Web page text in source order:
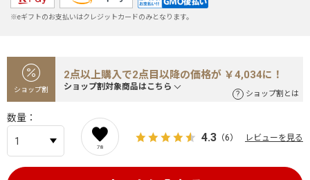
※eギフトのお支払いはクレジットカードのみとなります。
ショップ割
2点以上購入で2点目以降の価格が ￥4,034に！
ショップ割対象商品はこちら
ショップ割とは
数量
78
4.3 （6） レビューを見る